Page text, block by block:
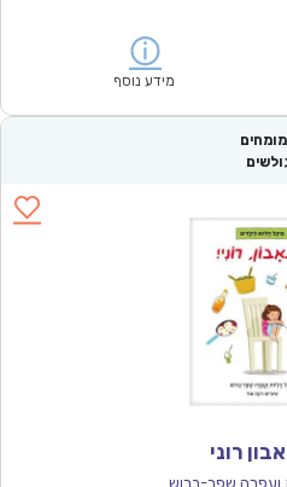
מידע נוסף
מומחים
רוני
ועפרה שפר-ברוש